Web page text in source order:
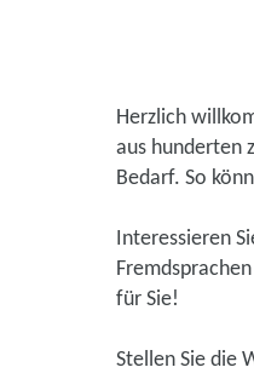
Herzlich
aus hunderten
Bedarf. So
Interessieren
für Sie!
Stellen Sie die